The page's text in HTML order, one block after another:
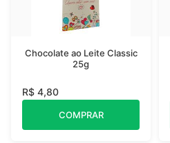
Chocolate ao Leite Classic
25g
R$ 4,80
COMPRAR